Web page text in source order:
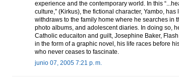
experience and the contemporary world. In this
culture,” (Kirkus), the fictional character, Yambo,
withdraws to the family home where he searches in
photo albums, and adolescent diaries. In doing so,
Catholic educaiton and guilt, Josephine Baker,
in the form of a graphic novel, his life races before
who never ceases to fascinate.
junio 07, 2005 7:21 p. m.